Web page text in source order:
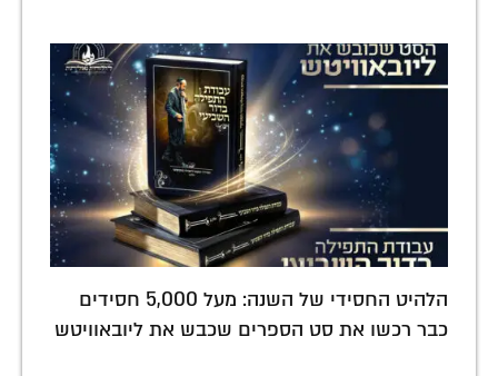
הלהיט החסידי של השנה: מעל 5,000 חסידים
כבר רכשו את סט הספרים שכבש את ליובאוויטש